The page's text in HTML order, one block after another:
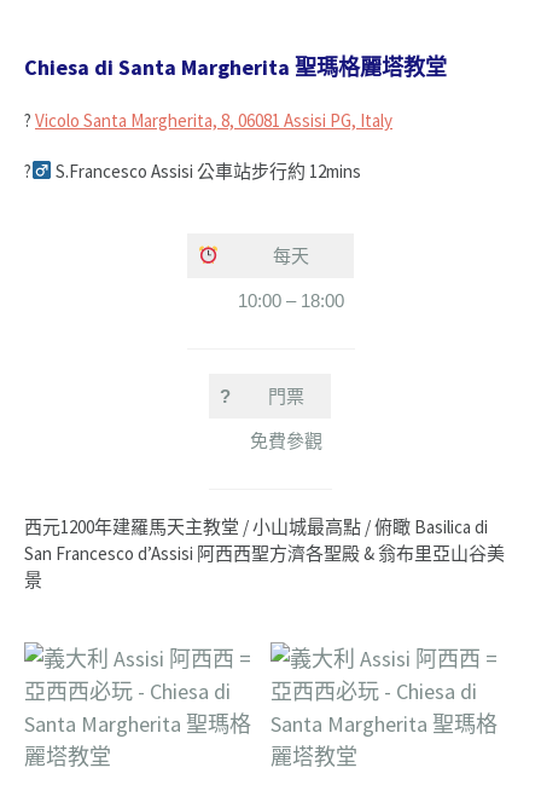
Chiesa di Santa Margherita 聖瑪格麗塔教堂
? Vicolo Santa Margherita, 8, 06081 Assisi PG, Italy
?‍ S.Francesco Assisi 公車站步行約 12mins
每天
10:00 – 18:00
? 門票
免費參觀
西元1200年建羅馬天主教堂 / 小山城最高點 / 俯瞰 Basilica di
San Francesco d’Assisi 阿西西聖方濟各聖殿 & 翁布里亞山谷美
景